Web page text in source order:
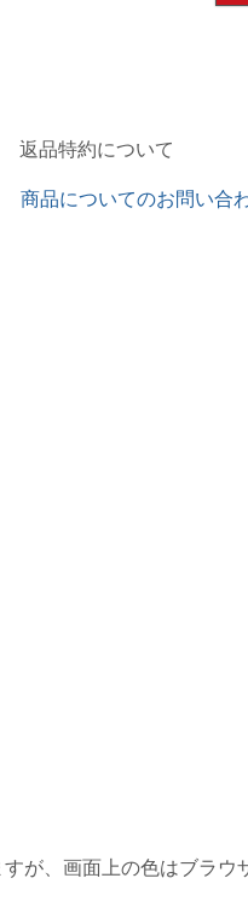
返品特約について
商品についてのお問い合
、画面上の色はブラウ